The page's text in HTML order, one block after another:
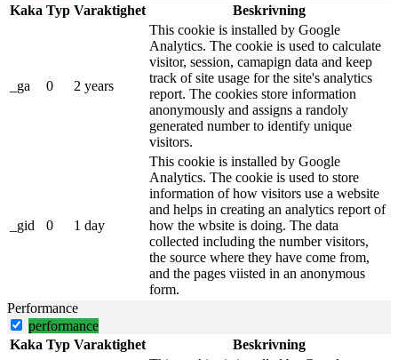
Kaka Typ Varaktighet Beskrivning
_ga 0 2 years
This cookie is installed by Google
Analytics. The cookie is used to calculate
visitor, session, camapign data and keep
track of site usage for the site's analytics
report. The cookies store information
anonymously and assigns a randoly
generated number to identify unique
visitors.
_gid 0 1 day
This cookie is installed by Google
Analytics. The cookie is used to store
information of how visitors use a website
and helps in creating an analytics report of
how the wbsite is doing. The data
collected including the number visitors,
the source where they have come from,
and the pages viisted in an anonymous
form.
Performance
performance
Kaka Typ Varaktighet
Beskrivning